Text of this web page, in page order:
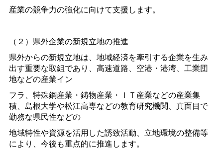
産業の競争力の強化に向けて支援します。
（２）県外企業の新規立地の推進
県外からの新規立地は、地域経済を牽引する企業を生み
出す重要な取組であり、高速道路、空港・港湾、工業団
地などの産業イン
フラ、特殊鋼産業・鋳物産業・ＩＴ産業などの産業集
積、島根大学や松江高専などの教育研究機関、真面目で
勤務な県民性などの
地域特性や資源を活用した誘致活動、立地環境の整備等
により、今後も重点的に推進します。